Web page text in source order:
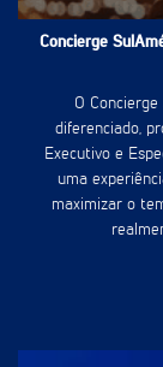
Concierge
O
diferenciado,
Executivo e
uma
maximizar o